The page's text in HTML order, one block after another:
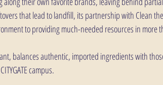
that lead to landfill, its partnership with Clean
to providing much-needed resources in more
balances authentic, imported ingredients with
campus.